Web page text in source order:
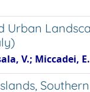
Urban
V.; Miccadei, E.